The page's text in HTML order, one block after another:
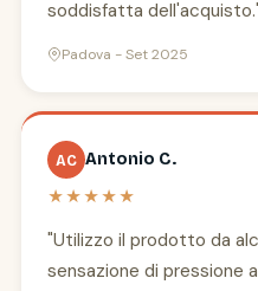
soddisfatta
Padova - Set 2025
AC Antonio C.
★★★★★
"Utilizzo il prodotto da
sensazione di pressione